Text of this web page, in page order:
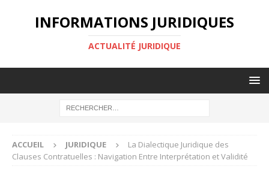
INFORMATIONS JURIDIQUES
ACTUALITÉ JURIDIQUE
ACCUEIL JURIDIQUE
La Dialectique Juridique des
Clauses Contratuelles : Navigation Entre Interprétation et Validité